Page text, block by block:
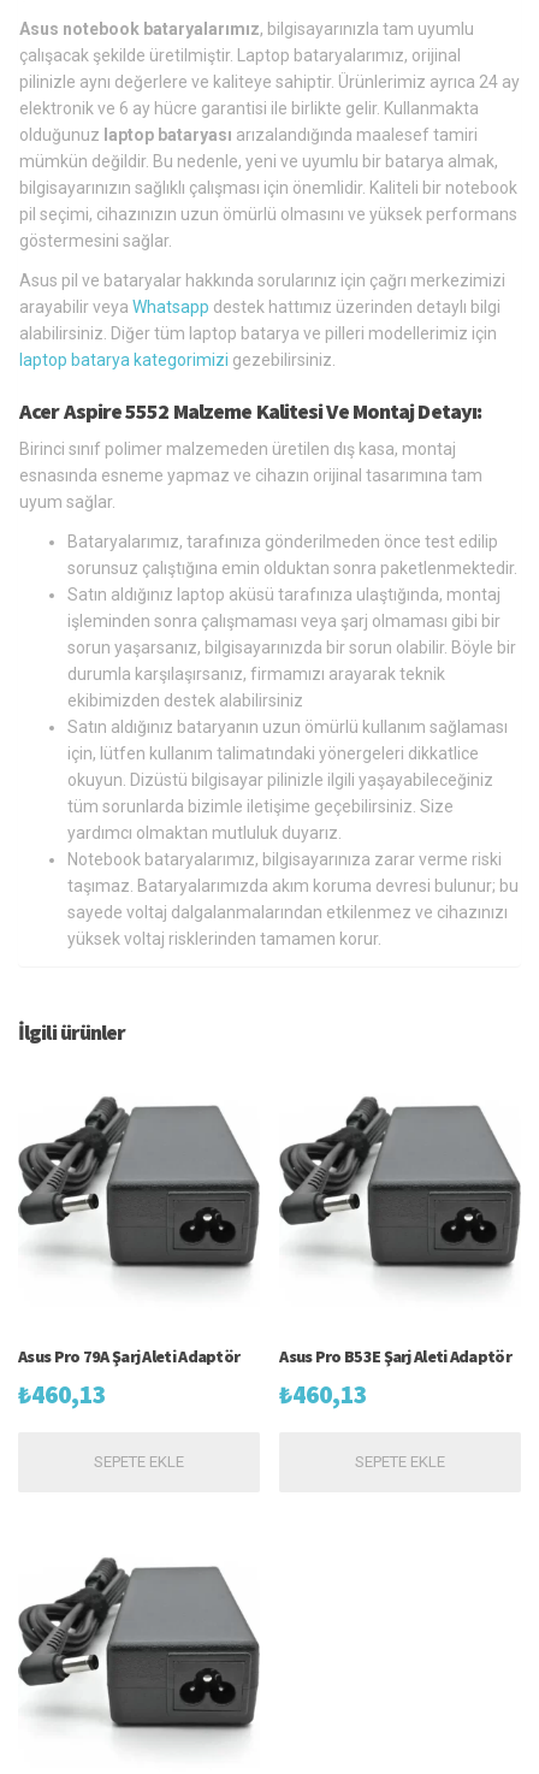
Asus notebook bataryalarımız, bilgisayarınızla tam uyumlu
çalışacak şekilde üretilmiştir. Laptop bataryalarımız, orijinal
pilinizle aynı değerlere ve kaliteye sahiptir. Ürünlerimiz ayrıca 24 ay
elektronik ve 6 ay hücre garantisi ile birlikte gelir. Kullanmakta
olduğunuz laptop bataryası arızalandığında maalesef tamiri
mümkün değildir. Bu nedenle, yeni ve uyumlu bir batarya almak,
bilgisayarınızın sağlıklı çalışması için önemlidir. Kaliteli bir notebook
pil seçimi, cihazınızın uzun ömürlü olmasını ve yüksek performans
göstermesini sağlar.
Asus pil ve bataryalar hakkında sorularınız için çağrı merkezimizi
arayabilir veya Whatsapp destek hattımız üzerinden detaylı bilgi
alabilirsiniz. Diğer tüm laptop batarya ve pilleri modellerimiz için
laptop batarya kategorimizi gezebilirsiniz.
Acer Aspire 5552 Malzeme Kalitesi Ve Montaj Detayı:
Birinci sınıf polimer malzemeden üretilen dış kasa, montaj
esnasında esneme yapmaz ve cihazın orijinal tasarımına tam
uyum sağlar.
Bataryalarımız, tarafınıza gönderilmeden önce test edilip
sorunsuz çalıştığına emin olduktan sonra paketlenmektedir.
Satın aldığınız laptop aküsü tarafınıza ulaştığında, montaj
işleminden sonra çalışmaması veya şarj olmaması gibi bir
sorun yaşarsanız, bilgisayarınızda bir sorun olabilir. Böyle bir
durumla karşılaşırsanız, firmamızı arayarak teknik
ekibimizden destek alabilirsiniz
Satın aldığınız bataryanın uzun ömürlü kullanım sağlaması
için, lütfen kullanım talimatındaki yönergeleri dikkatlice
okuyun. Dizüstü bilgisayar pilinizle ilgili yaşayabileceğiniz
tüm sorunlarda bizimle iletişime geçebilirsiniz. Size
yardımcı olmaktan mutluluk duyarız.
Notebook bataryalarımız, bilgisayarınıza zarar verme riski
taşımaz. Bataryalarımızda akım koruma devresi bulunur; bu
sayede voltaj dalgalanmalarından etkilenmez ve cihazınızı
yüksek voltaj risklerinden tamamen korur.
İlgili ürünler
Asus Pro 79A Şarj Aleti Adaptör
₺460,13
SEPETE EKLE
Asus Pro B53E Şarj Aleti Adaptör
₺460,13
SEPETE EKLE